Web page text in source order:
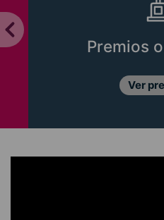
Premios
Ver